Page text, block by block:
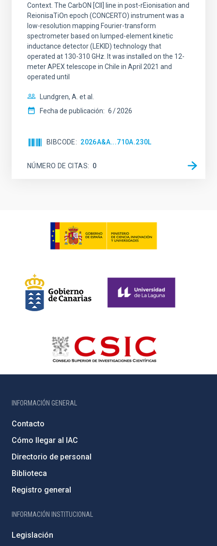
Context. The CarbON [CII] line in post-rEionisation and
ReionisaTiOn epoch (CONCERTO) instrument was a
low-resolution mapping Fourier-transform
spectrometer based on lumped-element kinetic
inductance detector (LEKID) technology that
operated at 130-310 GHz. It was installed on the 12-
meter APEX telescope in Chile in April 2021 and
operated until
Lundgren, A. et al.
Fecha de publicación: 6 2026
BIBCODE 2026A&A...710A.230L
NÚMERO DE CITAS 0
INFORMACIÓN GENERAL
Contacto
Cómo llegar al IAC
Directorio de personal
Biblioteca
Registro general
INFORMACIÓN INSTITUCIONAL
Legislación